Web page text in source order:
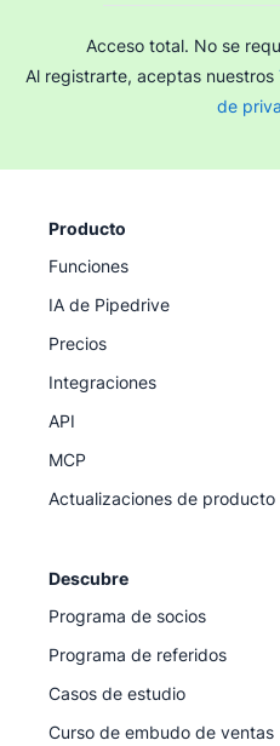
Acceso total. No se
Al registrarte, aceptas nuestros
de
Producto
Funciones
IA de Pipedrive
Precios
Integraciones
API
MCP
Actualizaciones de producto
Descubre
Programa de socios
Programa de referidos
Casos de estudio
Curso de embudo de ventas